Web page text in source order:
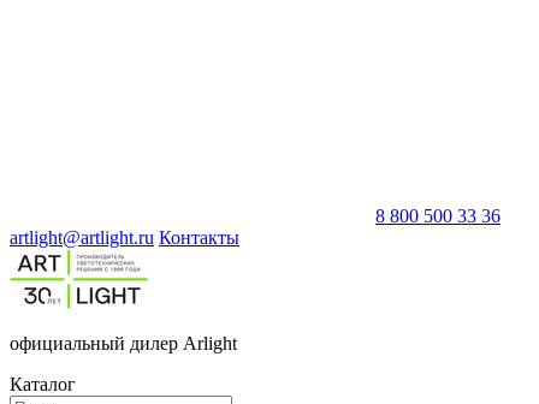
8 800 500 33 36
artlight@artlight.ru Контакты
официальный дилер Arlight
Каталог